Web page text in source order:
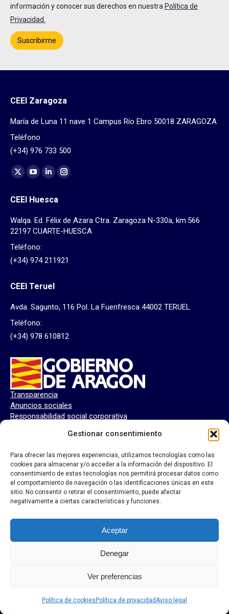
Gestionar consentimiento
Para ofrecer las mejores experiencias, utilizamos tecnologías como las
cookies para almacenar y/o acceder a la información del dispositivo. El
consentimiento de estas tecnologías nos permitirá procesar datos como
el comportamiento de navegación o las identificaciones únicas en este
sitio. No consentir o retirar el consentimiento, puede afectar
negativamente a ciertas características y funciones.
Aceptar
Denegar
Ver preferencias
Política de cookies Política de privacidadAviso legal
información y conocer sus derechos en nuestra Política de
Privacidad.
CEEI Zaragoza
María de Luna 11 nave 1 Campus Río Ebro 50018 ZARAGOZA
Teléfono
(+34) 976 733 500
Find us on:
X
opens
in
new
window
YouTube
opens
in
new
window
Linkedin
opens
in
new
Instagram
in
new
CEEI Huesca
Walqa. Ed. Félix de Azara Ctra. Zaragoza N-330a, km.566
22197 CUARTE-HUESCA
Teléfono:
(+34) 974 211921
CEEI Teruel
Avda. Sagunto, 116 Pol. La Fuenfresca 44002 TERUEL
Teléfono:
(+34) 978 610812
Transparencia
Anuncios sociales
Responsabilidad social corporativa
Textos legales